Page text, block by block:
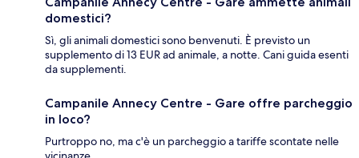
domestici?
Sì, gli animali domestici sono benvenuti. È previsto un
supplemento di 13 EUR ad animale, a notte. Cani guida esenti
da supplementi.
Campanile Annecy Centre - Gare offre parcheggio
in loco?
Purtroppo no, ma c'è un parcheggio a tariffe scontate nelle